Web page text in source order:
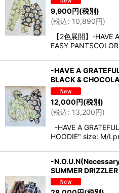
9,900円(税別)
(税込: 10,890円)
【2色展開】-HAVE
EASY
-HAVE A
BLACK &
12,000円(税別)
(税込: 13,200円)
-HAVE A
HOODIE" size: M/
-
SUMMER DRIZZLER